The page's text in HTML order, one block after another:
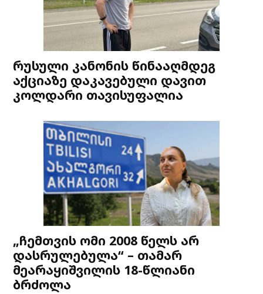
რუსული კანონის წინააღმდეგ
აქციაზე დაკავებული დავით
კოლდარი თავისუფალია
„ჩემთვის ომი 2008 წელს არ
დასრულებულა“ – თამარ
მეარაყიშვილის 18-წლიანი
ბრძოლა